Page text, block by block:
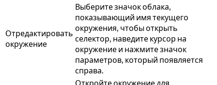
Отредактировать
окружение
Выберите значок облака,
показывающий имя текущего
окружения, чтобы открыть
селектор, наведите курсор на
окружение и нажмите значок
параметров, который появляется
справа.
Откройте окружение для